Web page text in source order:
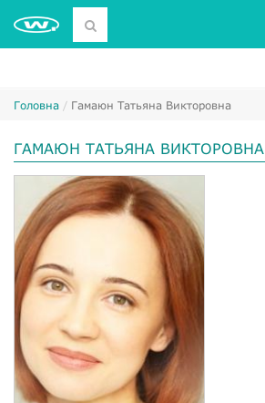
Головна Гамаюн Татьяна Викторовна
ГАМАЮН ТАТЬЯНА ВИКТОРОВНА